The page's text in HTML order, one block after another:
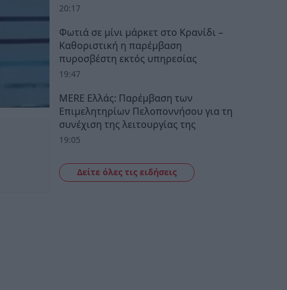
20:17
Φωτιά σε μίνι μάρκετ στο Κρανίδι –
Καθοριστική η παρέμβαση
πυροσβέστη εκτός υπηρεσίας
19:47
MERE Ελλάς: Παρέμβαση των
Επιμελητηρίων Πελοποννήσου για τη
συνέχιση της λειτουργίας της
19:05
Δείτε όλες τις ειδήσεις